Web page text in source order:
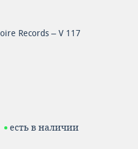
Records – V 117
есть в наличии